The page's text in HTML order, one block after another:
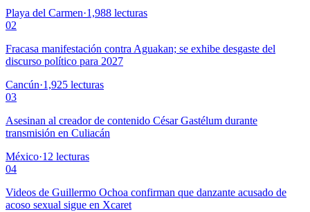
Playa del Carmen·1,988 lecturas
02
Fracasa manifestación contra Aguakan; se exhibe desgaste del
discurso político para 2027
Cancún·1,925 lecturas
03
Asesinan al creador de contenido César Gastélum durante
transmisión en Culiacán
México·12 lecturas
04
Videos de Guillermo Ochoa confirman que danzante acusado de
acoso sexual sigue en Xcaret